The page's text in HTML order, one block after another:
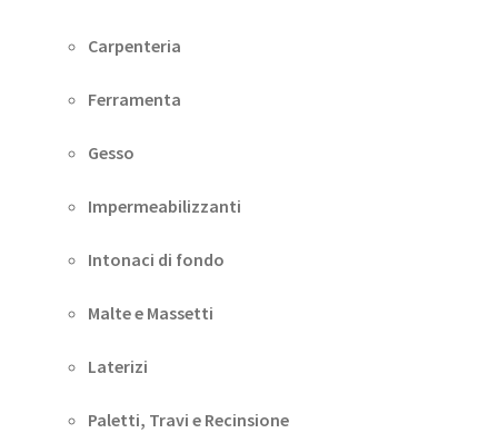
Carpenteria
Ferramenta
Gesso
Impermeabilizzanti
Intonaci di fondo
Malte e Massetti
Laterizi
Paletti, Travi e Recinsione